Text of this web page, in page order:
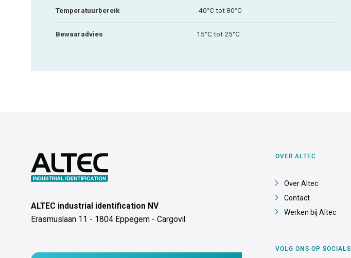
Temperatuurbereik -40°C tot 80°C
Bewaaradvies 15°C tot 25°C
ALTEC industrial identification NV
Erasmuslaan 11 - 1804 Eppegem - Cargovil
OVER ALTEC
Over Altec
Contact
Werken bij Altec
VOLG ONS OP SOCIALS